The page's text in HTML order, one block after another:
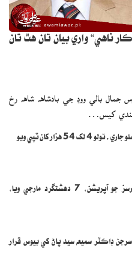
ناهي“ واري بيان تان هٿ تان
جمال بالي ووڊ جي بادشاهه شاهه رخ
وٺندي کيس…
54 هزار کان ٽپي ويو
هنگو ۾ سيڪيورٽي فورسز جو آپريشن، 7 دهشتگرد مارجي ويا،
ڊاڪٽر سميعه سيد پاڻ کي بيوس قرار